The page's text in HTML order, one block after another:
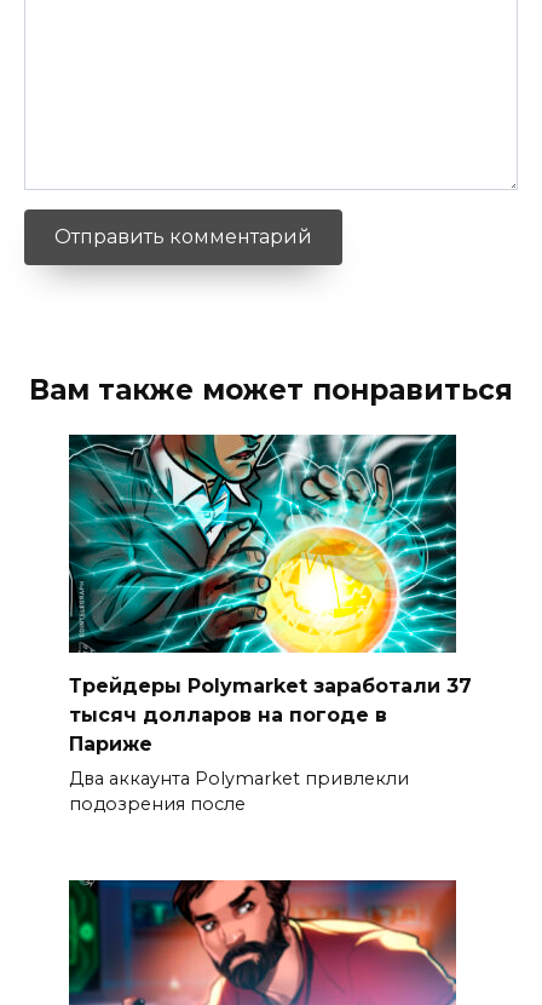
Вам также может понравиться
Трейдеры Polymarket заработали 37
тысяч долларов на погоде в
Париже
Два аккаунта Polymarket привлекли
подозрения после